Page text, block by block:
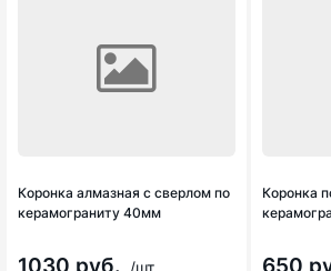
Коронка алмазная с сверлом по
керамограниту 40мм
/шт
Коронка